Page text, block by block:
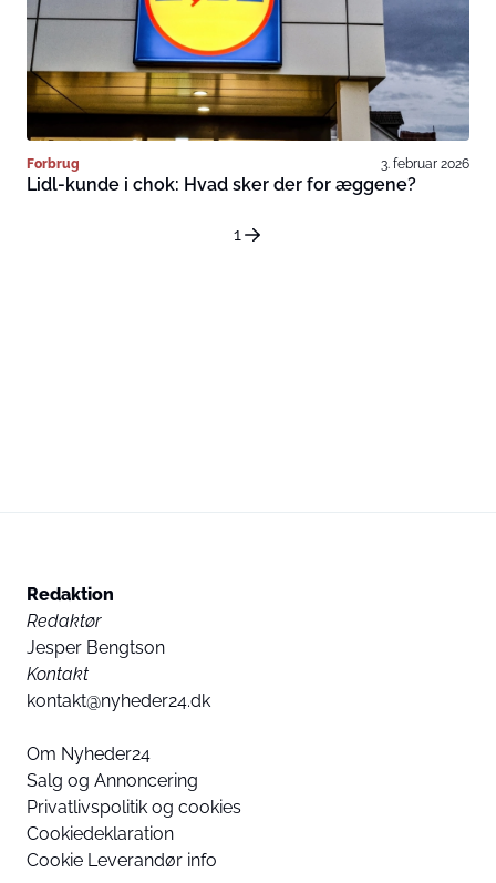
Forbrug 3. februar 2026
Lidl-kunde i chok: Hvad sker der for æggene?
1
Redaktion
Redaktør
Jesper Bengtson
Kontakt
kontakt@nyheder24.dk
Om Nyheder24
Salg og Annoncering
Privatlivspolitik og cookies
Cookiedeklaration
Cookie Leverandør info